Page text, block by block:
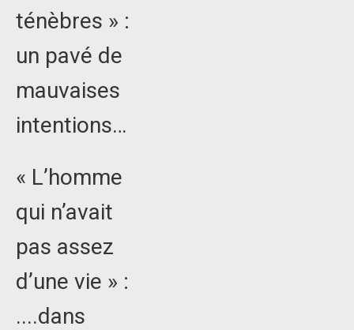
ténèbres » :
un pavé de
mauvaises
intentions…
« L’homme
qui n’avait
pas assez
d’une vie » :
....dans